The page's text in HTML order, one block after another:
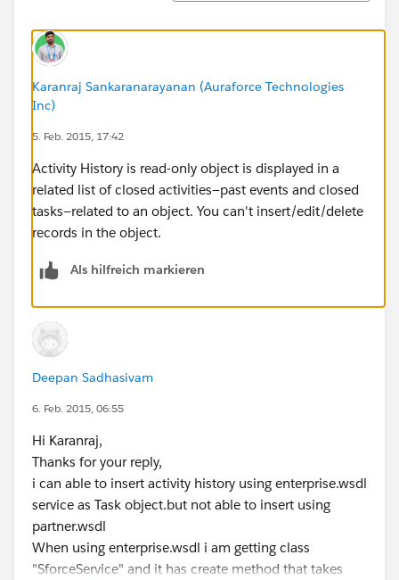
Karanraj Sankaranarayanan (Auraforce Technologies
Inc)
5. Feb. 2015, 17:42
Activity History is read-only object is displayed in a
related list of closed activities—past events and closed
tasks—related to an object. You can't insert/edit/delete
records in the object.
Als hilfreich markieren
Deepan Sadhasivam
6. Feb. 2015, 06:55
Hi Karanraj,
Thanks for your reply,
i can able to insert activity history using enterprise.wsdl
service as Task object.but not able to insert using
partner.wsdl
When using enterprise.wsdl i am getting class
"SforceService" and it has create method that takes